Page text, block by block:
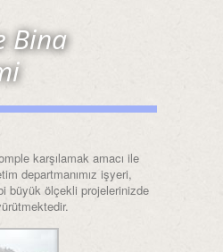
Bina
karşılamak amacı ile
departmanımız işyeri,
büyük ölçekli projelerinizde